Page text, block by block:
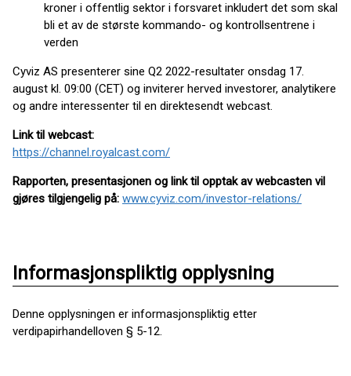
kroner i offentlig sektor i forsvaret inkludert det som skal
bli et av de største kommando- og kontrollsentrene i
verden
Cyviz AS presenterer sine Q2 2022-resultater onsdag 17.
august kl. 09:00 (CET) og inviterer herved investorer, analytikere
og andre interessenter til en direktesendt webcast.
Link til webcast:
https://channel.royalcast.com/
Rapporten, presentasjonen og link til opptak av webcasten vil
gjøres tilgjengelig på: www.cyviz.com/investor-relations/
Informasjonspliktig opplysning
Denne opplysningen er informasjonspliktig etter
verdipapirhandelloven § 5-12.